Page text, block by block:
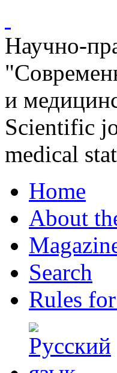
Научно-
и
Scientific
medical
Home
About
Search
Rules